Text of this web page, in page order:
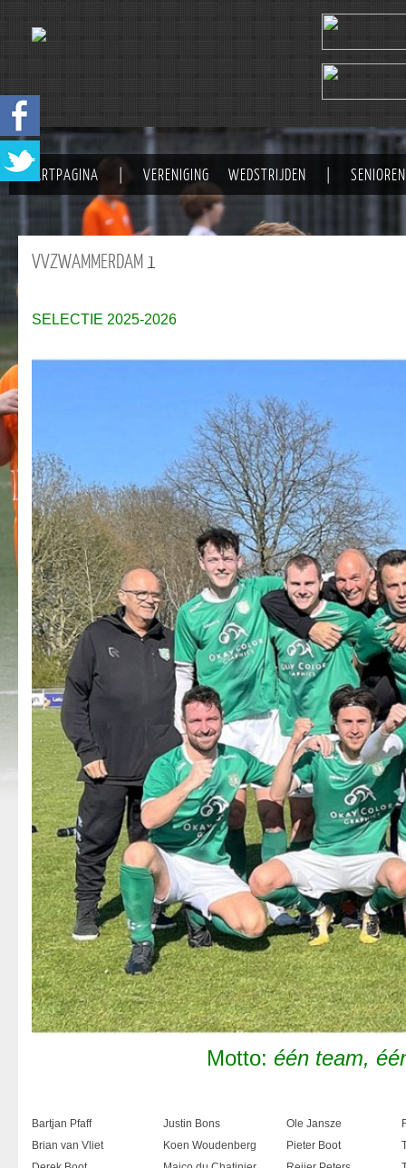
STARTPAGINA VERENIGING WEDSTRIJDEN SENIOREN
VVZWAMMERDAM1
SELECTIE 2025-2026
Motto: één team,
Bartjan Pfaff Justin Bons Ole Jansze
Brian van Vliet
Koen Woudenberg Pieter Boot